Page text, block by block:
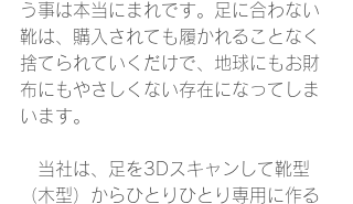
う事は本当にまれです。足に合わない
靴は、購入されても履かれることなく
捨てられていくだけで、地球にもお財
布にもやさしくない存在になってしま
います。
当社は、足を3Dスキャンして靴型
（木型）からひとりひとり専用に作る